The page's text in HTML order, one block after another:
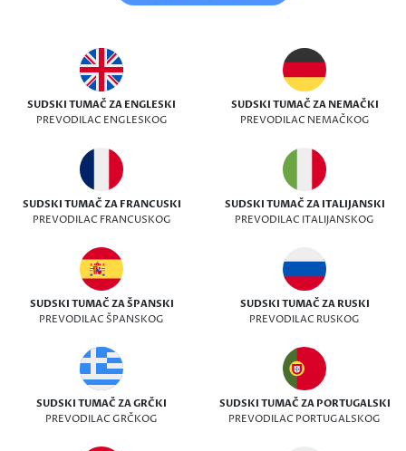
SUDSKI TUMAČ ZA ENGLESKI
PREVODILAC ENGLESKOG
SUDSKI TUMAČ ZA NEMAČKI
PREVODILAC NEMAČKOG
SUDSKI TUMAČ ZA FRANCUSKI
PREVODILAC FRANCUSKOG
SUDSKI TUMAČ ZA ITALIJANSKI
PREVODILAC ITALIJANSKOG
SUDSKI TUMAČ ZA ŠPANSKI
PREVODILAC ŠPANSKOG
SUDSKI TUMAČ ZA RUSKI
PREVODILAC RUSKOG
SUDSKI TUMAČ ZA GRČKI
PREVODILAC GRČKOG
SUDSKI TUMAČ ZA PORTUGALSKI
PREVODILAC PORTUGALSKOG